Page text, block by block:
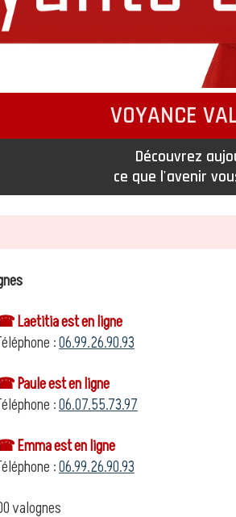
VOYANCE
Découvrez
ce que l'avenir
Laetitia est en ligne
:06.99.26.90.93
Paule est en ligne
:06.07.55.73.97
Emma est en ligne
:06.99.26.90.93
valognes